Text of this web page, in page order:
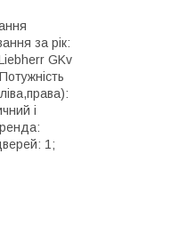
за рік:
GKv
і
1;